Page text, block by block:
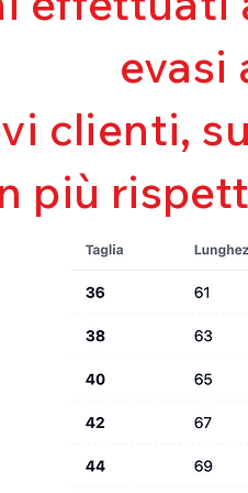
evasi
clienti,
più